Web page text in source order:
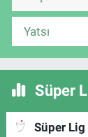
Yatsı
Süper
Süper Lig